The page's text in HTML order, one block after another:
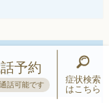
予約
話可能です
症状検索
はこちら